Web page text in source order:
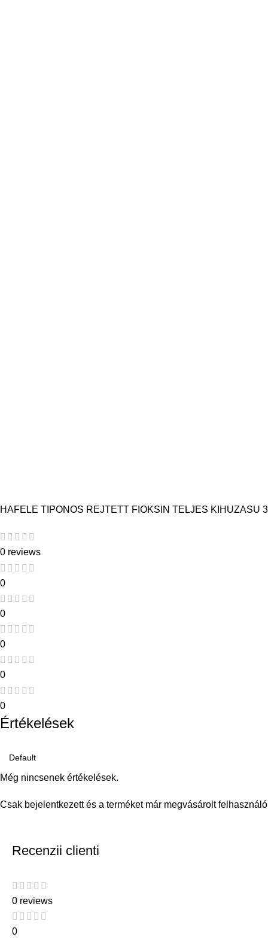
HAFELE TIPONOS REJTETT FIOKSIN TELJES KIHUZASU
0 reviews
0
0
0
0
0
Értékelések
Még nincsenek értékelések.
Csak bejelentkezett és a terméket már megvásárolt
Recenzii clienti
0 reviews
0